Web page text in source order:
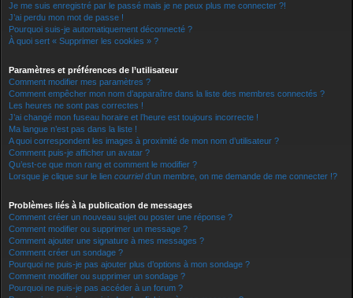
Je me suis enregistré par le passé mais je ne peux plus me connecter ?!
J’ai perdu mon mot de passe !
Pourquoi suis-je automatiquement déconnecté ?
À quoi sert « Supprimer les cookies » ?
Paramètres et préférences de l’utilisateur
Comment modifier mes paramètres ?
Comment empêcher mon nom d’apparaître dans la liste des membres connectés ?
Les heures ne sont pas correctes !
J’ai changé mon fuseau horaire et l’heure est toujours incorrecte !
Ma langue n’est pas dans la liste !
A quoi correspondent les images à proximité de mon nom d’utilisateur ?
Comment puis-je afficher un avatar ?
Qu’est-ce que mon rang et comment le modifier ?
Lorsque je clique sur le lien courrield’un membre, on me demande de me connecter !?
Problèmes liés à la publication de messages
Comment créer un nouveau sujet ou poster une réponse ?
Comment modifier ou supprimer un message ?
Comment ajouter une signature à mes messages ?
Comment créer un sondage ?
Pourquoi ne puis-je pas ajouter plus d’options à mon sondage ?
Comment modifier ou supprimer un sondage ?
Pourquoi ne puis-je pas accéder à un forum ?